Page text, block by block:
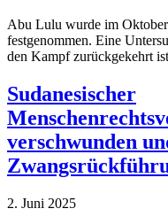
Abu Lulu wurde im
festgenommen. Eine
den Kampf zurückgekehrt
Sudanesischer
verschwunden
2. Juni 2025